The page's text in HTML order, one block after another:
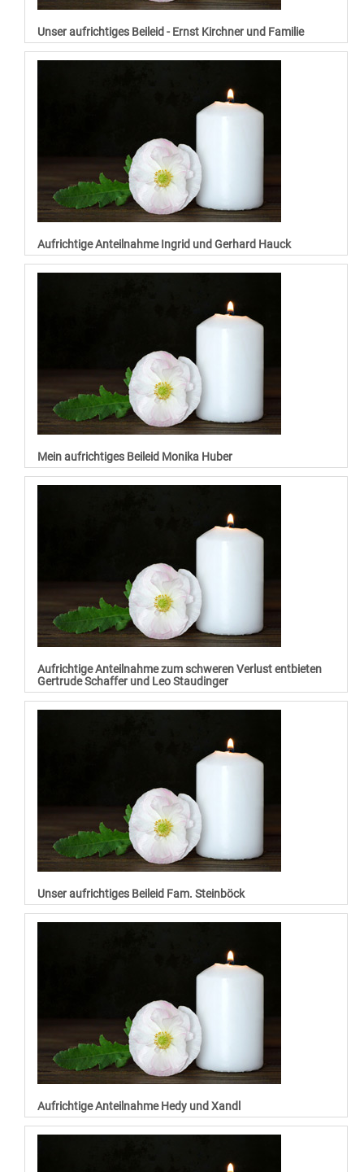
Unser aufrichtiges Beileid - Ernst Kirchner und Familie
Aufrichtige Anteilnahme Ingrid und Gerhard Hauck
Mein aufrichtiges Beileid Monika Huber
Aufrichtige Anteilnahme zum schweren Verlust entbieten
Gertrude Schaffer und Leo Staudinger
Unser aufrichtiges Beileid Fam. Steinböck
Aufrichtige Anteilnahme Hedy und Xandl